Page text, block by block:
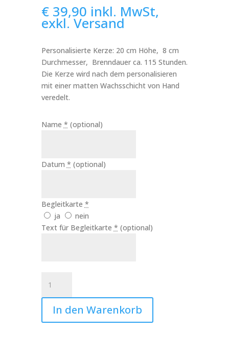
€39,90 inkl. MwSt,
exkl. Versand
Personalisierte Kerze: 20 cm Höhe, 8 cm
Durchmesser, Brenndauer ca. 115 Stunden.
Die Kerze wird nach dem personalisieren
mit einer matten Wachsschicht von Hand
veredelt.
Name * (optional)
Datum * (optional)
Begleitkarte *
ja
nein
Text für Begleitkarte * (optional)
Andenken
Regenbogenbrücke
Art.Nr.:10576
Menge
In den Warenkorb